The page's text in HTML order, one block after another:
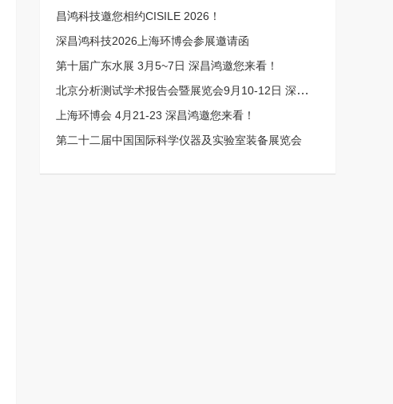
昌鸿科技邀您相约CISILE 2026！
深昌鸿科技2026上海环博会参展邀请函
第十届广东水展 3月5~7日 深昌鸿邀您来看！
北京分析测试学术报告会暨展览会9月10-12日 深昌鸿邀您来看！
上海环博会 4月21-23 深昌鸿邀您来看！
第二十二届中国国际科学仪器及实验室装备展览会